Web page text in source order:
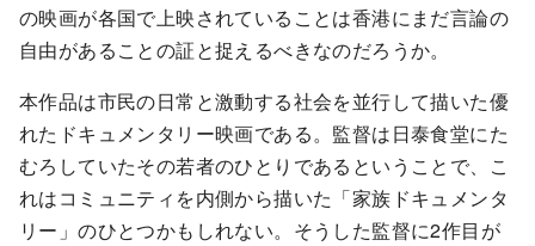
の映画が各国で上映されていることは香港にまだ言論の
自由があることの証と捉えるべきなのだろうか。
本作品は市民の日常と激動する社会を並行して描いた優
れたドキュメンタリー映画である。監督は日泰食堂にた
むろしていたその若者のひとりであるということで、こ
れはコミュニティを内側から描いた「家族ドキュメンタ
リー」のひとつかもしれない。そうした監督に2作目が